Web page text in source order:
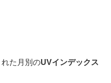
た月別のUVインデックス